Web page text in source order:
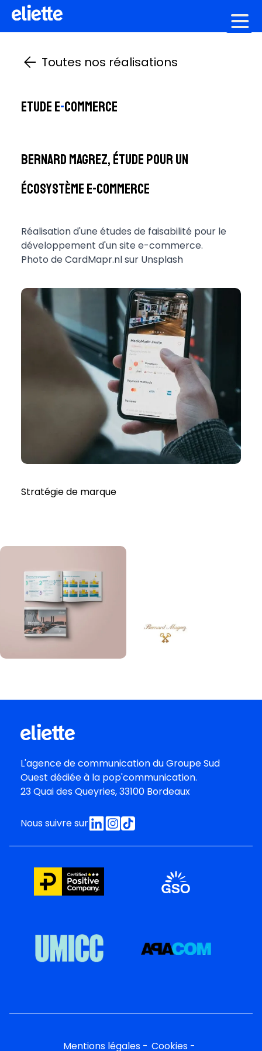
Toutes nos réalisations
Etude e-commerce
Bernard Magrez, étude pour un
écosystème e-commerce
Réalisation d'une études de faisabilité pour le
développement d'un site e-commerce.
Photo deCardMapr.nlsur Unsplash
Stratégie de marque
L'agence de communication duGroupe Sud
Ouest dédiée à la pop'communication.
23 Quai des Queyries, 33100 Bordeaux
Nous suivre sur
Mentions légales Cookies